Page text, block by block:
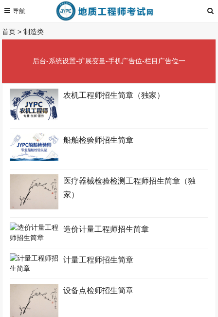
首页 >制造类
后台-系统设置-扩展变量-手机广告位-栏目广告位一
农机工程师招生简章（独家）
船舶检验师招生简章
医疗器械检验检测工程师招生简章（独
家）
造价计量工程师招生简章
计量工程师招生简章
设备点检师招生简章